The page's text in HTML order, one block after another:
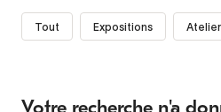
Tout Expositions